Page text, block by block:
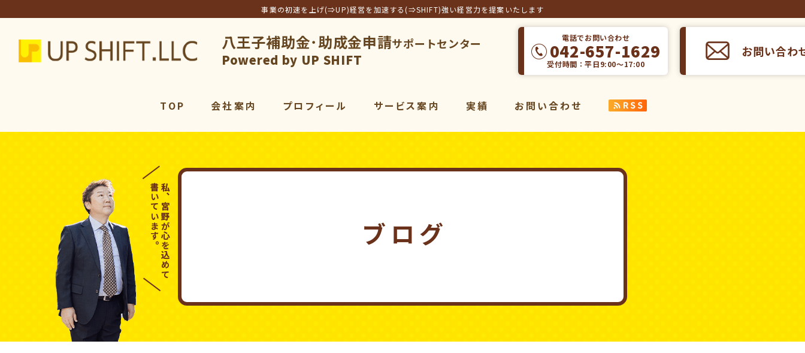
事業の初速を上げ(⇒UP)経営を加速する(⇒SHIFT)強い経営力を提案いたします
アップシフト合同会社
八王子補助金･助成金申請サポートセンター
Powered by UP SHIFT
電話でお問い合わせ
042-657-1629
受付時間：平日9:00～17:00
お問い合わ
TOP 会社案内 プロフィール
サービス案内
サービス一覧
マーケティング
パワーシニア
実績 お問い合わせ
ブログ